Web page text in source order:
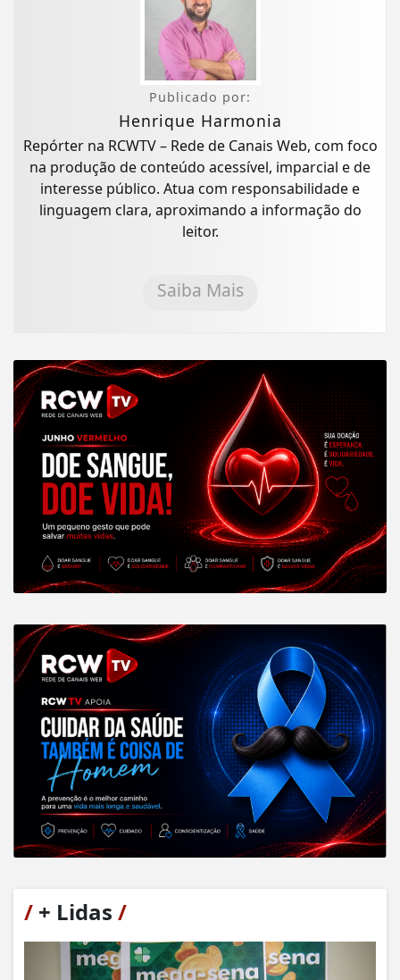
Publicado por:
Henrique Harmonia
Repórter na RCWTV – Rede de Canais Web, com foco
na produção de conteúdo acessível, imparcial e de
interesse público. Atua com responsabilidade e
linguagem clara, aproximando a informação do
leitor.
Saiba Mais
/ + Lidas /